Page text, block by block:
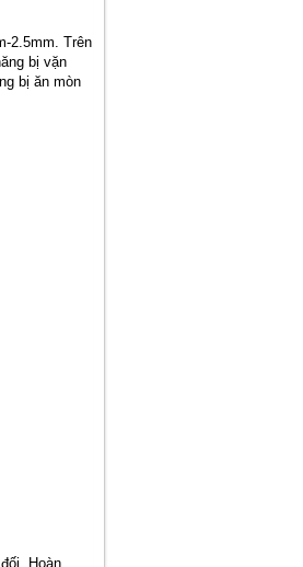
2.5mm. Trên
bị vặn
bị ăn mòn
Hoàn